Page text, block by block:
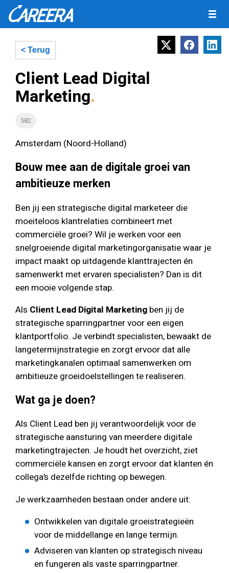
< Terug
Client Lead Digital
Marketing
582
Amsterdam (Noord-Holland)
Bouw mee aan de digitale groei van
ambitieuze merken
Ben jij een strategische digital marketeer die
moeiteloos klantrelaties combineert met
commerciële groei? Wil je werken voor een
snelgroeiende digital marketingorganisatie waar je
impact maakt op uitdagende klanttrajecten én
samenwerkt met ervaren specialisten? Dan is dit
een mooie volgende stap.
Als Client Lead Digital Marketing ben jij de
strategische sparringpartner voor een eigen
klantportfolio. Je verbindt specialisten, bewaakt de
langetermijnstrategie en zorgt ervoor dat alle
marketingkanalen optimaal samenwerken om
ambitieuze groeidoelstellingen te realiseren.
Wat ga je doen?
Als Client Lead ben jij verantwoordelijk voor de
strategische aansturing van meerdere digitale
marketingtrajecten. Je houdt het overzicht, ziet
commerciële kansen en zorgt ervoor dat klanten én
collega’s dezelfde richting op bewegen.
Je werkzaamheden bestaan onder andere uit:
Ontwikkelen van digitale groeistrategieën
voor de middellange en lange termijn.
Adviseren van klanten op strategisch niveau
en fungeren als vaste sparringpartner.